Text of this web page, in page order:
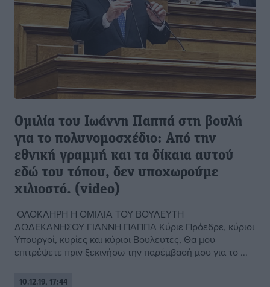
Ομιλία του Ιωάννη Παππά στη βουλή
για το πολυνομοσχέδιο: Από την
εθνική γραμμή και τα δίκαια αυτού
εδώ του τόπου, δεν υποχωρούμε
χιλιοστό. (video)
ΟΛΟΚΛΗΡΗ Η ΟΜΙΛΙΑ ΤΟΥ ΒΟΥΛΕΥΤΗ
ΔΩΔΕΚΑΝΗΣΟΥ ΓΙΑΝΝΗ ΠΑΠΠΑ Κύριε Πρόεδρε, κύριοι
Υπουργοί, κυρίες και κύριοι Βουλευτές, Θα μου
επιτρέψετε πριν ξεκινήσω την παρέμβασή μου για το ...
10.12.19, 17:44